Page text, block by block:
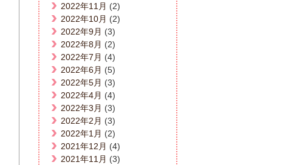
2022年11月 (2)
2022年10月 (2)
2022年9月 (3)
2022年8月 (2)
2022年7月 (4)
2022年6月 (5)
2022年5月 (3)
2022年4月 (4)
2022年3月 (3)
2022年2月 (3)
2022年1月 (2)
2021年12月 (4)
2021年11月 (3)